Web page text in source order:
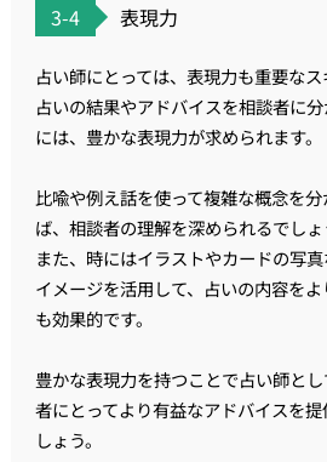
3-4 表現力
占い師にとっては、表現力も重要なス
占いの結果やアドバイスを相談者に
には、豊かな表現力が求められます。
比喩や例え話を使って複雑な概念を
ば、相談者の理解を深められるでしょ
また、時にはイラストやカードの写
イメージを活用して、占いの内容を
も効果的です。
豊かな表現力を持つことで占い師と
者にとってより有益なアドバイスを
しょう。